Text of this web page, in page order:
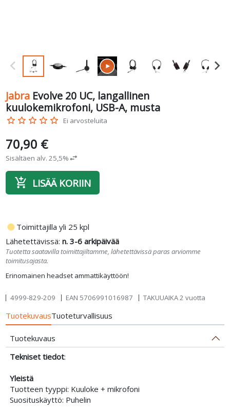
Jabra Evolve 20 UC, langallinen
kuulokemikrofoni, USB-A, musta
star_border star_border star_border star_border star_border Ei arvosteluita
Erinomainen headset ammattikäyttöön!
70,90 €
Sisältäen alv. 25,5%swap_horiz
add_shopping_cart LISÄÄ KORIIN
fiber_manual_record Toimittajilla yli 25 kpl
Lähetettävissä:n. 3-6 arkipäivää
Tuotetta saatavilla toimittajiltamme, lähetettävissä paras arviomme
toimitusajasta.
4999-829-209 EAN 5706991016987 TAKUUAIKA 2 vuotta
TuotekuvausTuoteturvallisuus
Tuotekuvaus
Tekniset tiedot:
Yleistä
Tuotteen tyyppi: Kuuloke + mikrofoni
Suosituskäyttö: Puhelin